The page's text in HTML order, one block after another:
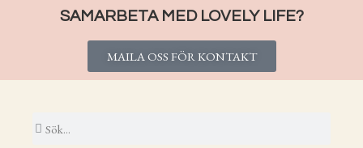
SAMARBETA MED LOVELY LIFE?
MAILA OSS FÖR KONTAKT